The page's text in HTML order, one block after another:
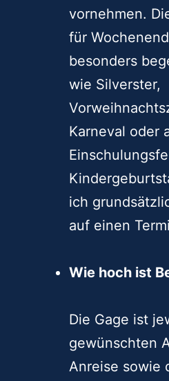
vornehmen.
für
besonders
wie Silverster,
Karneval oder
ich
auf einen
Wie hoch ist
Die Gage ist
gewünschten
Anreise sowie